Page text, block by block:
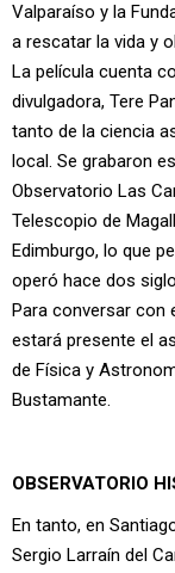
Valparaíso y la
a rescatar la vida y
La película cuenta
divulgadora, Tere
tanto de la ciencia
local. Se grabaron
Observatorio Las
Telescopio de
Edimburgo, lo que
operó hace dos
Para conversar con
estará presente el
de Física y
Bustamante.
OBSERVATORIO
En tanto, en
Sergio Larraín del